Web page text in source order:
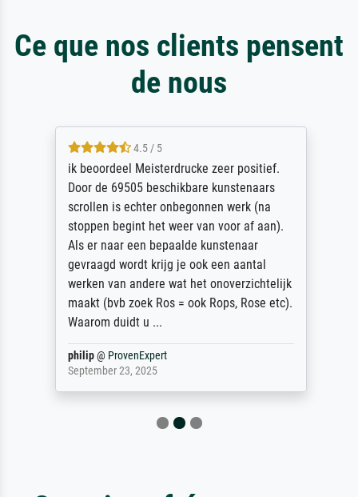
Ce que nos clients pensent
de nous
4.5 / 5
ik beoordeel Meisterdrucke zeer positief.
Door de 69505 beschikbare kunstenaars
scrollen is echter onbegonnen werk (na
stoppen begint het weer van voor af aan).
Als er naar een bepaalde kunstenaar
gevraagd wordt krijg je ook een aantal
werken van andere wat het onoverzichtelijk
maakt (bvb zoek Ros = ook Rops, Rose etc).
Waarom duidt u ...
philip@ ProvenExpert
September 23, 2025